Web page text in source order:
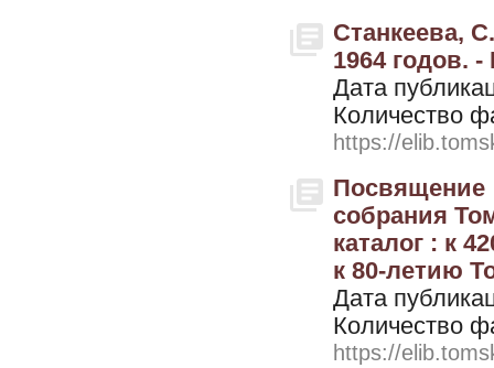
Станкеева,
1964 годов.
Дата
Количество
https://
Посвящение
собрания
каталог : к
к 80-летию
Дата
Количество
https://